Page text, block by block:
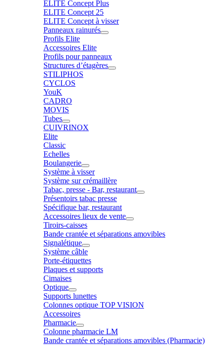
ELITE Concept Plus
ELITE Concept 25
ELITE Concept à visser
Panneaux rainurés
Profils Elite
Accessoires Elite
Profils pour panneaux
Structures d’étagères
STILIPHOS
CYCLOS
YouK
CADRO
MOVIS
Tubes
CUIVRINOX
Elite
Classic
Echelles
Boulangerie
Système à visser
Système sur crémaillère
Tabac, presse - Bar, restaurant
Présentoirs tabac presse
Spécifique bar, restaurant
Accessoires lieux de vente
Tiroirs-caisses
Bande crantée et séparations amovibles
Signalétique
Système câble
Porte-étiquettes
Plaques et supports
Cimaises
Optique
Supports lunettes
Colonnes optique TOP VISION
Accessoires
Pharmacie
Colonne pharmacie LM
Bande crantée et séparations amovibles (Pharmacie)